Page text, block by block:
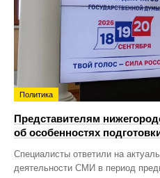
Политика
Представителям
об особенностях
Специалисты ответили на
деятельности СМИ в период